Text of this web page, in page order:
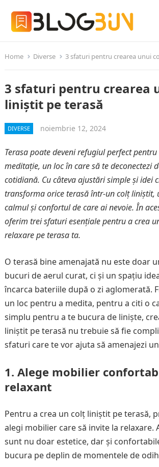
Home Diverse 3 sfaturi pentru crearea unui
3 sfaturi pentru crearea
liniștit pe terasă
DIVERSE noiembrie 12, 2024
Terasa poate deveni refugiul perfect
meditație, un loc în care să te deconectezi
cotidiană. Cu câteva ajustări simple și idei
transforma orice terasă într-un colț liniștit,
calmul și confortul de care ai nevoie. În
oferim trei sfaturi esențiale pentru a crea
relaxare pe terasa ta.
O terasă bine amenajată nu este doar
bucuri de aerul curat, ci și un spațiu
încarca bateriile după o zi aglomerată.
un loc pentru a medita, pentru a citi o
simplu pentru a te bucura de liniște,
liniștit pe terasă nu trebuie să fie
sfaturi care te vor ajuta să amenajezi
1. Alege mobilier
relaxant
Pentru a crea un colț liniștit pe terasă,
alegi mobilier care să invite la relaxare.
sunt nu doar estetice, dar și
bucura pe deplin de momentele de